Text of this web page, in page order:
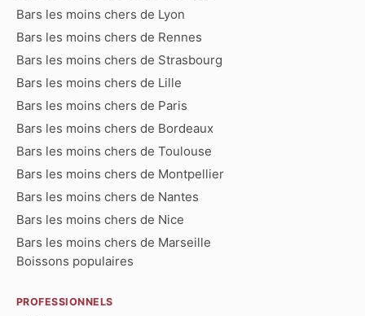
Bars les moins chers de Lyon
Bars les moins chers de Rennes
Bars les moins chers de Strasbourg
Bars les moins chers de Lille
Bars les moins chers de Paris
Bars les moins chers de Bordeaux
Bars les moins chers de Toulouse
Bars les moins chers de Montpellier
Bars les moins chers de Nantes
Bars les moins chers de Nice
Bars les moins chers de Marseille
Boissons populaires
PROFESSIONNELS